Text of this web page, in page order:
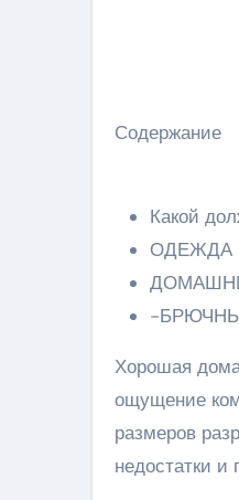
Содержание
Какой
ОДЕЖДА
-
Хорошая
ощущение
размеров
недостатки и